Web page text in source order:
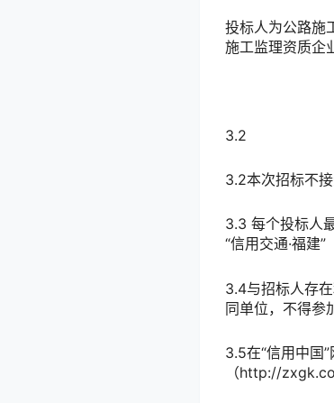
投标人为公路施
施工监理资质企
3.2
3.2本次招标不
3.3 每个投标人
“信用交通·福建
3.4与招标人存
同单位，不得参
3.5在“信用中国
（http://